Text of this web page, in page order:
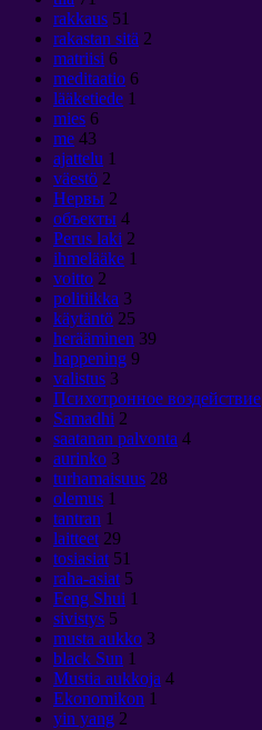
rakkaus 51
rakastan sitä 2
matriisi 6
meditaatio 6
lääketiede 1
mies 6
me 43
ajattelu 1
väestö 2
Нервы 2
объекты 4
Perus laki 2
ihmelääke 1
voitto 2
politiikka 3
käytäntö 25
herääminen 39
happening 9
valistus 3
Психотронное воздействие
Samadhi 2
saatanan palvonta 4
aurinko 3
turhamaisuus 28
olemus 1
tantran 1
laitteet 29
tosiasiat 51
raha-asiat 5
Feng Shui 1
sivistys 5
musta aukko 3
black Sun 1
Mustia aukkoja 4
Ekonomikon 1
yin yang 2